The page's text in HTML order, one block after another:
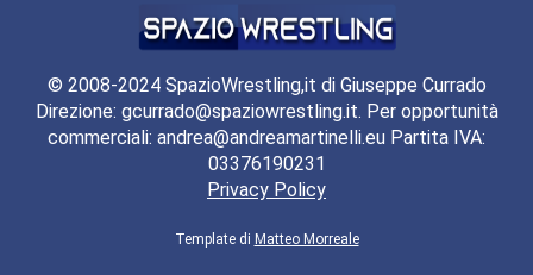
© 2008-2024 SpazioWrestling,it di Giuseppe Currado
Direzione: gcurrado@spaziowrestling.it. Per opportunità
commerciali: andrea@andreamartinelli.eu Partita IVA:
03376190231
Privacy Policy
Template di Matteo Morreale